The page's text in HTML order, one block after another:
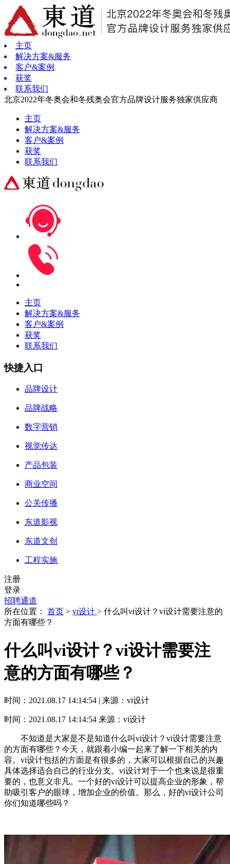
主页
解决方案&服务
客户&案例
获奖
联系我们
北京2022年冬奥会和冬残奥会官方品牌设计服务独家供应商
主页
解决方案&服务
客户&案例
获奖
联系我们
主页
解决方案&服务
客户&案例
获奖
联系我们
快捷入口
品牌设计
品牌战略
数字营销
视觉传达
产品包装
商业空间
公关传播
东道影视
东道文创
工程实施
注册
登录
招聘通道
所在位置： 首页 > vi设计 > 什么叫vi设计？vi设计需要注意的
方面有哪些？
什么叫vi设计？vi设计需要注
意的方面有哪些？
时间：2021.08.17 14:14:54 | 来源：vi设计
时间：2021.08.17 14:14:54 来源：vi设计
不知道是大家是不是知道什么叫vi设计？vi设计需要注意
的方面有哪些？今天，就跟着小编一起来了解一下相关的内
容。vi设计包括的方面是有很多的，大家可以根据自己的兴趣
具体选择适合自己的行业分支。vi设计对于一个也来说是很重
要的，也意义非凡。一个好的vi设计可以提高企业的形象，帮
助吸引客户的眼球，增加企业的价值。那么，好的vi设计公司
你们知道哪些吗？